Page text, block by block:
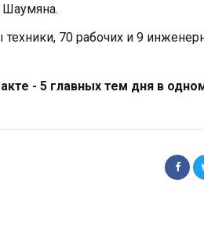
Шаумяна.
70 рабочих и 9
- 5 главных тем дня в